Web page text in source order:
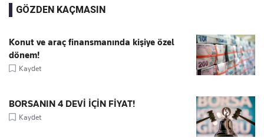
GÖZDEN KAÇMASIN
Konut ve araç finansmanında kişiye özel
dönem!
Kaydet
BORSANIN 4 DEVİ İÇİN FİYAT!
Kaydet